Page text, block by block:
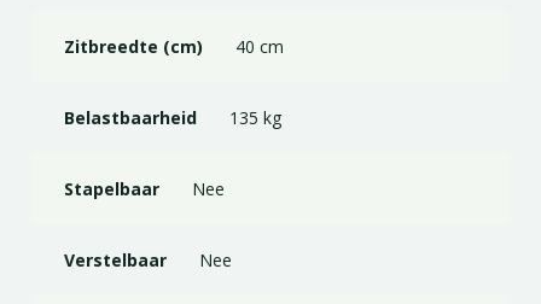
Zitbreedte (cm) 40 cm
Belastbaarheid 135 kg
Stapelbaar Nee
Verstelbaar Nee